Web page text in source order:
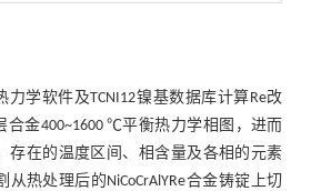
力学软件及TCNI12镍基数据库计算Re改
合金400~1600 ℃平衡热力学相图，进而
存在的温度区间、相含量及各相的元素
热处理后的NiCoCrAlYRe合金铸锭上切